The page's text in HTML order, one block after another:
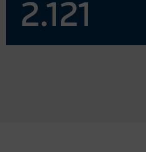
2.121